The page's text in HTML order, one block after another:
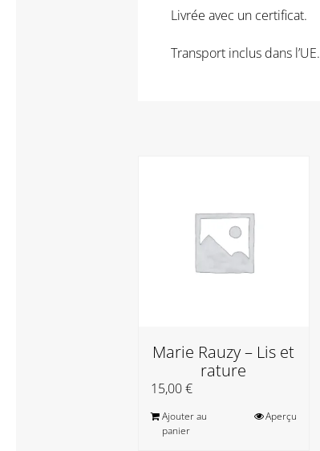
Livrée avec un certificat.
Transport inclus dans l’UE.
Marie Rauzy – Lis et
rature
15,00€
Ajouter au
panier
Aperçu